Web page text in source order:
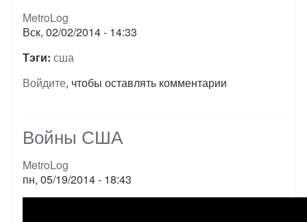
MetroLog
Вск, 02/02/2014 - 14:33
Тэги сша
Войдите, чтобы оставлять комментарии
Войны США
MetroLog
пн, 05/19/2014 - 18:43